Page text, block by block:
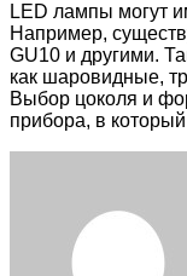
LED лампы могут
Например,
GU10 и другими.
как шаровидные,
Выбор цоколя и
прибора, в